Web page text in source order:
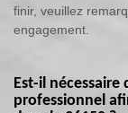
finir, veuillez
engagement.
Est-il
professionnel